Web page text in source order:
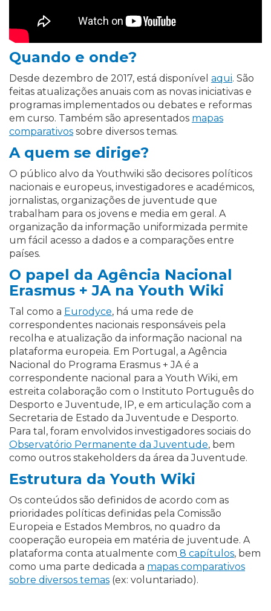
Quando e onde?
Desde dezembro de 2017, está disponível aqui. São
feitas atualizações anuais com as novas iniciativas e
programas implementados ou debates e reformas
em curso. Também são apresentados mapas
comparativos sobre diversos temas.
A quem se dirige?
O público alvo da Youthwiki são decisores políticos
nacionais e europeus, investigadores e académicos,
jornalistas, organizações de juventude que
trabalham para os jovens e media em geral. A
organização da informação uniformizada permite
um fácil acesso a dados e a comparações entre
países.
O papel da Agência Nacional
Erasmus + JA na Youth Wiki
Tal como a Eurodyce, há uma rede de
correspondentes nacionais responsáveis pela
recolha e atualização da informação nacional na
plataforma europeia. Em Portugal, a Agência
Nacional do Programa Erasmus + JA é a
correspondente nacional para a Youth Wiki, em
estreita colaboração com o Instituto Português do
Desporto e Juventude, IP, e em articulação com a
Secretaria de Estado da Juventude e Desporto.
Para tal, foram envolvidos investigadores sociais do
Observatório Permanente da Juventude, bem
como outros stakeholders da área da Juventude.
Estrutura da Youth Wiki
Os conteúdos são definidos de acordo com as
prioridades políticas definidas pela Comissão
Europeia e Estados Membros, no quadro da
cooperação europeia em matéria de juventude. A
plataforma conta atualmente com 8 capítulos, bem
como uma parte dedicada a mapas comparativos
sobre diversos temas (ex: voluntariado).